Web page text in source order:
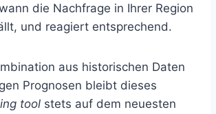
die Nachfrage in Ihrer Region
und reagiert entsprechend.
aus historischen Daten
Prognosen bleibt dieses
tool stets auf dem neuesten